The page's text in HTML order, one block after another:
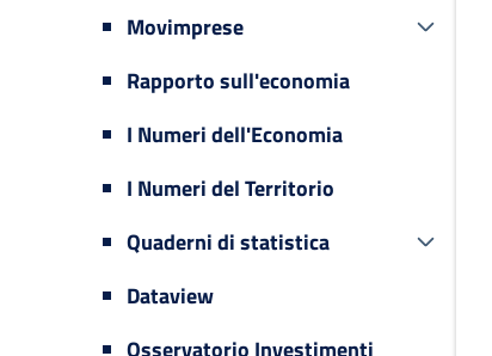
Movimprese
Rapporto sull'economia
I Numeri dell'Economia
I Numeri del Territorio
Quaderni di statistica
Dataview
Osservatorio Investimenti